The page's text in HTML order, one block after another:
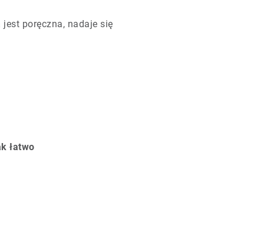
poręczna, nadaje się
łatwo